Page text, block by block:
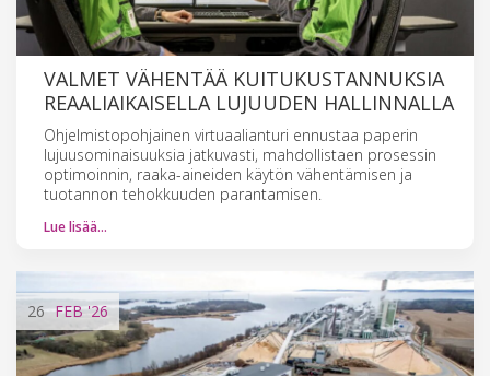
VALMET VÄHENTÄÄ KUITUKUSTANNUKSIA
REAALIAIKAISELLA LUJUUDEN HALLINNALLA
Ohjelmistopohjainen virtuaalianturi ennustaa paperin
lujuusominaisuuksia jatkuvasti, mahdollistaen prosessin
optimoinnin, raaka-aineiden käytön vähentämisen ja
tuotannon tehokkuuden parantamisen.
Lue lisää…
26 FEB'26